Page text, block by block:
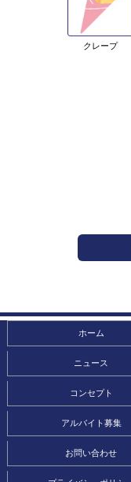
クレープ
ホーム
ニュース
コンセプト
アルバイト募集
お問い合わせ